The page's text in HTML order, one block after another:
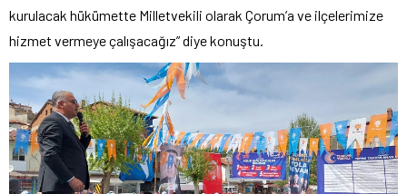
kurulacak hükümette Milletvekili olarak Çorum’a ve ilçelerimize
hizmet vermeye çalışacağız” diye konuştu.